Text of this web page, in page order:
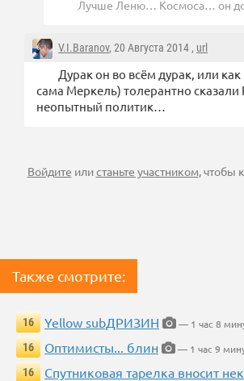
Лучше Леню… Космоса… он
V.I.Baranov, 20 Августа 2014 , url
Дурак он во всём дурак, или
сама Меркель) толерантно сказали
неопытный политик…
Войдите илистаньте участником, чтобы
Также смотрите:
16 Yellow subДРИЗИН
— 1 час 8
16
Оптимисты... блин
— 1 час 9
16
Спутниковая тарелка вносит